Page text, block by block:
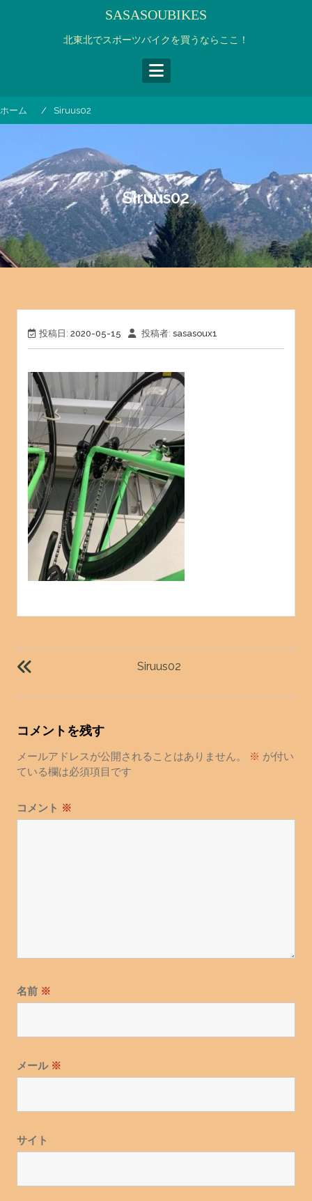
キ
SASASOUBIKES
北東北でスポーツバイクを買うならここ！
ホーム Siruus02
Siruus02
投稿日: 2020-05-15 投稿者: sasasoux1
投
稿
ビ
ー
シ
ョ
Siruus02
コメントを残す
メールアドレスが公開されることはありません。 ※ が付い
ている欄は必須項目です
コメント ※
名前 ※
メール ※
サイト